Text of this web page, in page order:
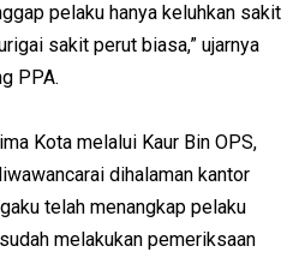
pelaku hanya keluhkan sakit
sakit perut biasa,” ujarnya
PPA.
Kota melalui Kaur Bin OPS,
dihalaman kantor
telah menangkap pelaku
melakukan pemeriksaan